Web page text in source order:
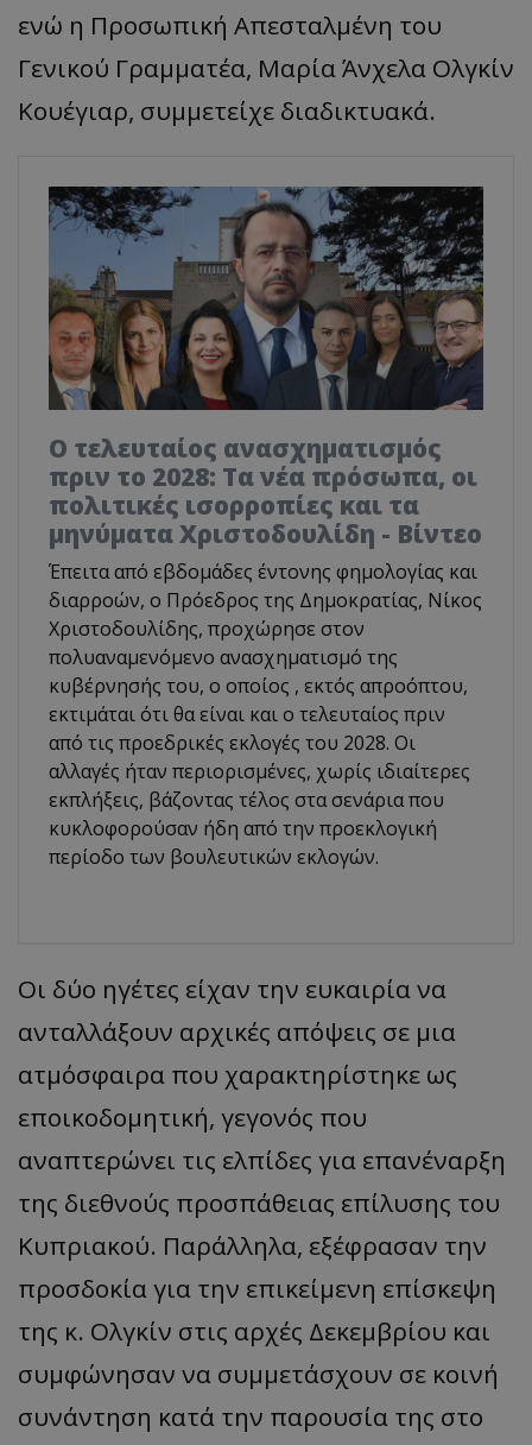
ενώ η Προσωπική Απεσταλμένη του
Γενικού Γραμματέα, Μαρία Άνχελα Ολγκίν
Κουέγιαρ, συμμετείχε διαδικτυακά.
Ο τελευταίος ανασχηματισμός
πριν το 2028: Τα νέα πρόσωπα, οι
πολιτικές ισορροπίες και τα
μηνύματα Χριστοδουλίδη - Βίντεο
Έπειτα από εβδομάδες έντονης φημολογίας και
διαρροών, ο Πρόεδρος της Δημοκρατίας, Νίκος
Χριστοδουλίδης, προχώρησε στον
πολυαναμενόμενο ανασχηματισμό της
κυβέρνησής του, ο οποίος , εκτός απροόπτου,
εκτιμάται ότι θα είναι και ο τελευταίος πριν
από τις προεδρικές εκλογές του 2028. Οι
αλλαγές ήταν περιορισμένες, χωρίς ιδιαίτερες
εκπλήξεις, βάζοντας τέλος στα σενάρια που
κυκλοφορούσαν ήδη από την προεκλογική
περίοδο των βουλευτικών εκλογών.
Οι δύο ηγέτες είχαν την ευκαιρία να
ανταλλάξουν αρχικές απόψεις σε μια
ατμόσφαιρα που χαρακτηρίστηκε ως
εποικοδομητική, γεγονός που
αναπτερώνει τις ελπίδες για επανέναρξη
της διεθνούς προσπάθειας επίλυσης του
Κυπριακού. Παράλληλα, εξέφρασαν την
προσδοκία για την επικείμενη επίσκεψη
της κ. Ολγκίν στις αρχές Δεκεμβρίου και
συμφώνησαν να συμμετάσχουν σε κοινή
συνάντηση κατά την παρουσία της στο